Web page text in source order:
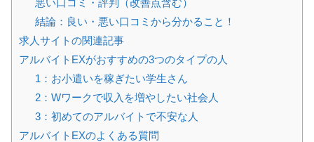
悪い口コミ・評判（改善点含む）
結論：良い・悪い口コミから分かること！
求人サイトの関連記事
アルバイトEXがおすすめの3つのタイプの人
1：お小遣いを稼ぎたい学生さん
2：Wワークで収入を増やしたい社会人
3：初めてのアルバイトで不安な人
アルバイトEXのよくある質問